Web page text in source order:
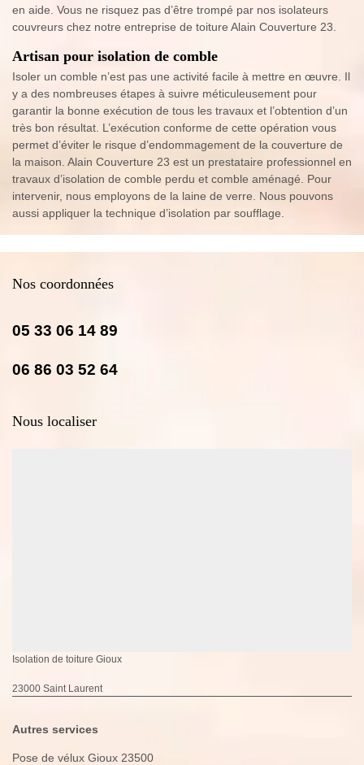
en aide. Vous ne risquez pas d’être trompé par nos isolateurs
couvreurs chez notre entreprise de toiture Alain Couverture 23.
Artisan pour isolation de comble
Isoler un comble n’est pas une activité facile à mettre en œuvre. Il
y a des nombreuses étapes à suivre méticuleusement pour
garantir la bonne exécution de tous les travaux et l’obtention d’un
très bon résultat. L’exécution conforme de cette opération vous
permet d’éviter le risque d’endommagement de la couverture de
la maison. Alain Couverture 23 est un prestataire professionnel en
travaux d’isolation de comble perdu et comble aménagé. Pour
intervenir, nous employons de la laine de verre. Nous pouvons
aussi appliquer la technique d’isolation par soufflage.
Nos coordonnées
05 33 06 14 89
06 86 03 52 64
Nous localiser
Isolation de toiture Gioux
23000 Saint Laurent
Autres services
Pose de vélux Gioux 23500